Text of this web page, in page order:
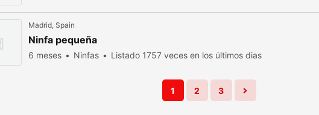
Madrid, Spain
Ninfa pequeña
6 meses Ninfas Listado 1757 veces en los últimos dias
1 2 3